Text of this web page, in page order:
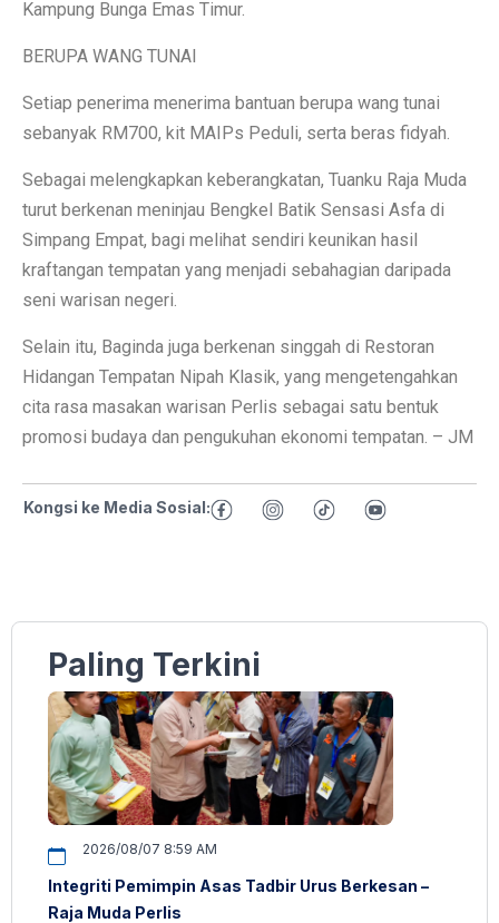
Kampung Bunga Emas Timur.
BERUPA WANG TUNAI
Setiap penerima menerima bantuan berupa wang tunai
sebanyak RM700, kit MAIPs Peduli, serta beras fidyah.
Sebagai melengkapkan keberangkatan, Tuanku Raja Muda
turut berkenan meninjau Bengkel Batik Sensasi Asfa di
Simpang Empat, bagi melihat sendiri keunikan hasil
kraftangan tempatan yang menjadi sebahagian daripada
seni warisan negeri.
Selain itu, Baginda juga berkenan singgah di Restoran
Hidangan Tempatan Nipah Klasik, yang mengetengahkan
cita rasa masakan warisan Perlis sebagai satu bentuk
promosi budaya dan pengukuhan ekonomi tempatan. – JM
Kongsi ke Media Sosial:
Paling Terkini
2026/08/07 8:59 AM
Integriti Pemimpin Asas Tadbir Urus Berkesan –
Raja Muda Perlis